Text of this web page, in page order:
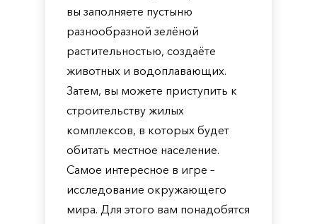
вы заполняете пустыню
разнообразной зелёной
растительностью, создаёте
животных и водоплавающих.
Затем, вы можете приступить к
строительству жилых
комплексов, в которых будет
обитать местное население.
Самое интересное в игре –
исследование окружающего
мира. Для этого вам понадобятся